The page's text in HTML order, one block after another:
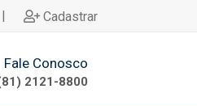
| Cadastrar
Fale Conosco
2121-8800